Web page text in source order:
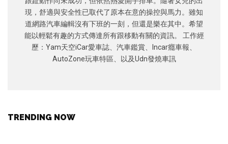
現，舒適與安全性已取代了原本在意的操控與馬力。雖知
道網路汽車編輯沒有下班的一刻，但還是樂在其中。希望
能以輕鬆有趣的方式傳達所有跟移動有關的資訊。 工作經
歷：Yam天空iCar愛車誌、汽車鑑賞、Incar癮車報、
AutoZone玩車特區、以及Udn發燒車訊
TRENDING NOW